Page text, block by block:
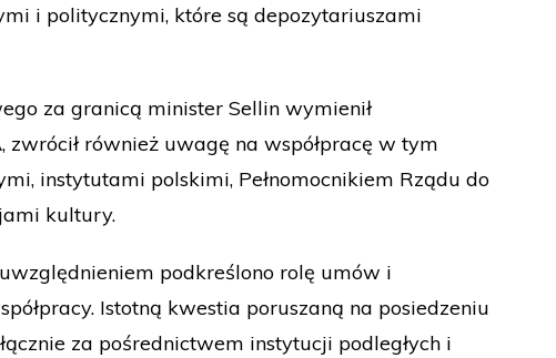
i politycznymi, które są depozytariuszami
za granicą minister Sellin wymienił
również uwagę na współpracę w tym
instytutami polskimi, Pełnomocnikiem Rządu do
kultury.
podkreślono rolę umów i
Istotną kwestia poruszaną na posiedzeniu
za pośrednictwem instytucji podległych i